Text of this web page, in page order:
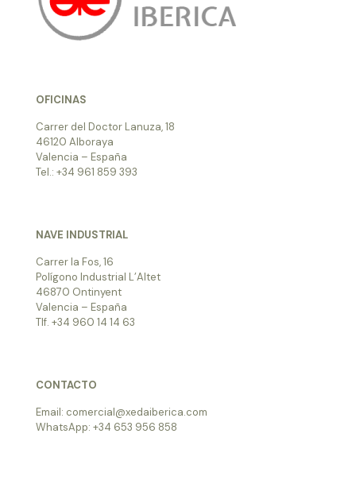
OFICINAS
Carrer del Doctor Lanuza, 18
46120 Alboraya
Valencia – España
Tel.: +34 961 859 393
NAVE INDUSTRIAL
Carrer la Fos, 16
Polígono Industrial L’Altet
46870 Ontinyent
Valencia – España
Tlf. +34 960 14 14 63
CONTACTO
Email: comercial@xedaiberica.com
WhatsApp: +34 653 956 858